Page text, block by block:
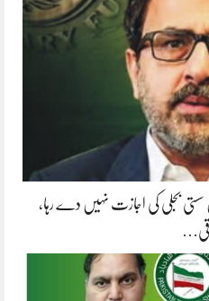
بجلی کی اجازت نہیں دے رہا،